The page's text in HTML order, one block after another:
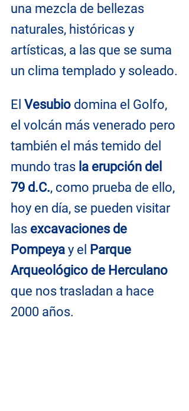
una mezcla de bellezas
naturales, históricas y
artísticas, a las que se suma
un clima templado y soleado.
El Vesubio domina el Golfo,
el volcán más venerado pero
también el más temido del
mundo tras la erupción del
79 d.C., como prueba de ello,
hoy en día, se pueden visitar
las excavaciones de
Pompeya y el Parque
Arqueológico de Herculano
que nos trasladan a hace
2000 años.